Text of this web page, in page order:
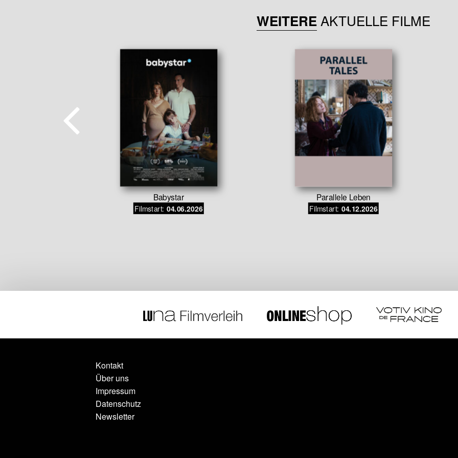
WEITERE AKTUELLE FILME
Babystar
Filmstart:04.06.2026
Parallele Leben
Filmstart: 04.12.2026
Kontakt
Über uns
Impressum
Datenschutz
Newsletter